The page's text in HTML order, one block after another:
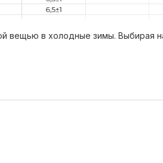
вещью в холодные зимы. Выбирая